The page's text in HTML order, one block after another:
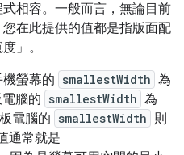
相容。一般而言，無論目前
在此提供的值都是指版面配
」。
螢幕的 smallestWidth 為
腦的 smallestWidth 為
電腦的 smallestWidth 則
通常就是